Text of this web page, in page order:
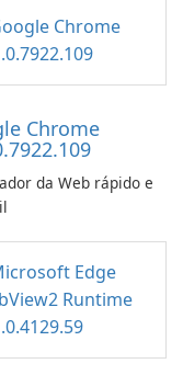
is a desktop
saving Amazon
Video titles and other
web-player content
Chrome
da Web rápido e